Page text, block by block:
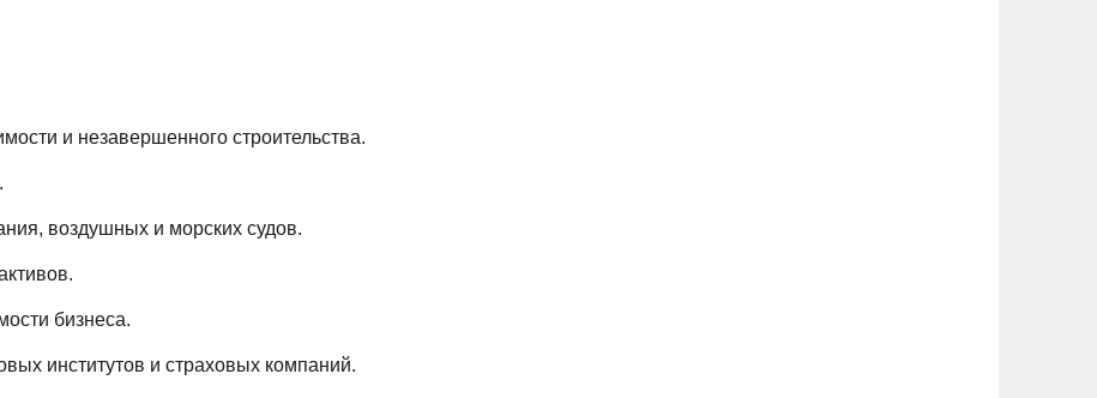
и незавершенного строительства.
воздушных и морских судов.
бизнеса.
институтов и страховых компаний.